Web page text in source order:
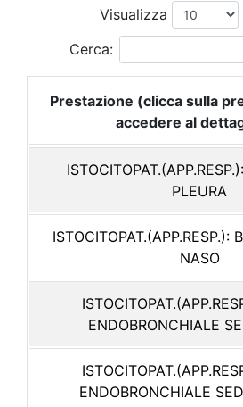
Visualizza
Cerca:
Prestazione (clicca sulla
accedere al
PLEURA
ISTOCITOPAT.(APP.RESP.):
NASO
ENDOBRONCHIALE
ENDOBRONCHIALE